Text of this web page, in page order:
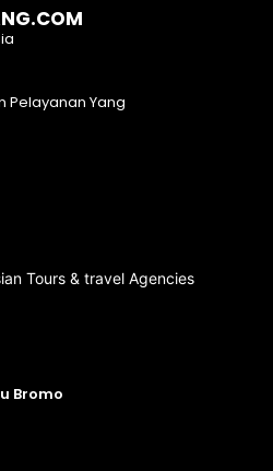
Pelayanan Yang
Tours & travel Agencies
Bromo